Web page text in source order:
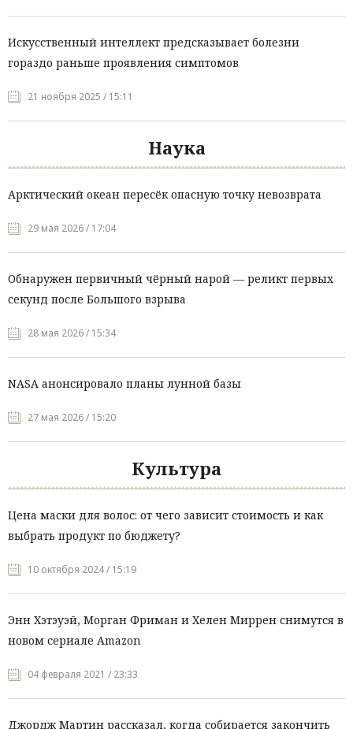
Искусственный интеллект предсказывает болезни
гораздо раньше проявления симптомов
21 ноября 2025 / 15:11
Наука
Арктический океан пересёк опасную точку невозврата
29 мая 2026 / 17:04
Обнаружен первичный чёрный нарой — реликт первых
секунд после Большого взрыва
28 мая 2026 / 15:34
NASA анонсировало планы лунной базы
27 мая 2026 / 15:20
Культура
Цена маски для волос: от чего зависит стоимость и как
выбрать продукт по бюджету?
10 октября 2024 / 15:19
Энн Хэтэуэй, Морган Фриман и Хелен Миррен снимутся в
новом сериале Amazon
04 февраля 2021 / 23:33
Джордж Мартин рассказал, когда собирается закончить